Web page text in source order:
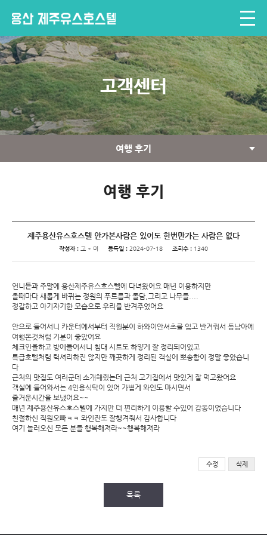
고객센터
여행 후기
여행 후기
제주용산유스호스텔 안가본사람은 있어도 한번만가는 사람은 없다
작성자 : 고 * 미 등록일 : 2024-07-18 조회수 : 1340
언니듵과 주말에 용산제주유스호스텔에 다녀왔어요 매년 이용하지만
올때마다 새롭게 바뀌는 정원의 푸르름과 돌담,그리고 나무들....
정갈하고 아기자기한 모습으로 우리를 반겨주었어요
안으로 들어서니 카운터에서부터 직원분이 하와이안셔츠를 입고 반겨줘서 동남아에
여행온것처럼 기분이 좋았어요
체크인을하고 방에들어서니 침대 시트도 하얗게 잘 정리되어있고
특급호텔처럼 럭셔리하진 않지만 깨끗하게 정리된 객실에 뽀송함이 정말 좋았습니
다
근처의 맛집도 여러군데 소개해쥤는데 근처 고기집에서 맛있게 잘 먹고왔어요
객실에 들어와서는 4인용식탁이 있어 가볍게 와인도 마시면서
즐거운시간을 보냈어요~~
매년 제주용산유스호스텔에 가지만 더 편리하게 이용할 수있어 감동이었습니다
친절하신 직원오빠ㅋㅋ 와인잔도 잘챙겨줘서 감사합니다
여기 놀러오신 모든 분들 행복해져라~~행복해져라
수정 삭제
목록